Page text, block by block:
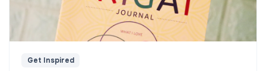
Get Inspired